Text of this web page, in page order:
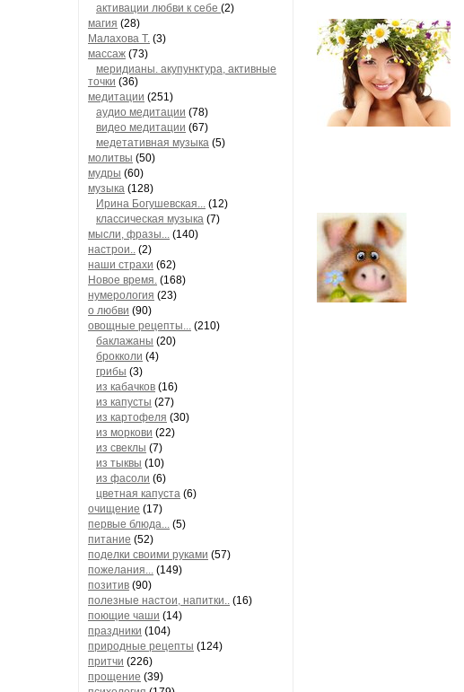
активации любви к себе (2)
магия (28)
Малахова Т. (3)
массаж (73)
меридианы. акупунктура, активные
точки (36)
медитации (251)
аудио медитации (78)
видео медитации (67)
медетативная музыка (5)
молитвы (50)
мудры (60)
музыка (128)
Ирина Богушевская... (12)
классическая музыка (7)
мысли, фразы... (140)
настрои.. (2)
наши страхи (62)
Новое время. (168)
нумерология (23)
о любви (90)
овощные рецепты... (210)
баклажаны (20)
брокколи (4)
грибы (3)
из кабачков (16)
из капусты (27)
из картофеля (30)
из моркови (22)
из свеклы (7)
из тыквы (10)
из фасоли (6)
цветная капуста (6)
очищение (17)
первые блюда... (5)
питание (52)
поделки своими руками (57)
пожелания... (149)
позитив (90)
полезные настои, напитки.. (16)
поющие чаши (14)
праздники (104)
природные рецепты (124)
притчи (226)
прощение (39)